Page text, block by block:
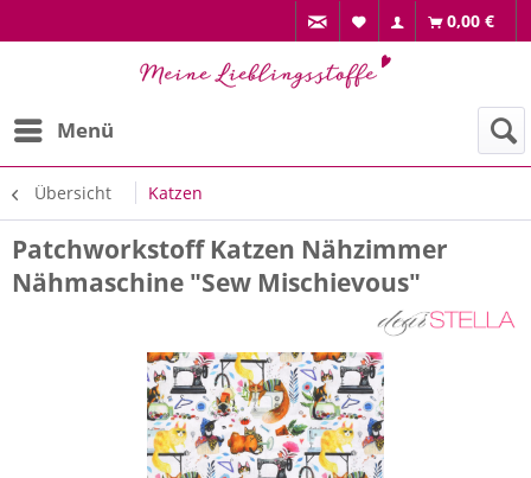
0,00 €
Menü
Übersicht Katzen
Patchworkstoff Katzen Nähzimmer
Nähmaschine "Sew Mischievous"